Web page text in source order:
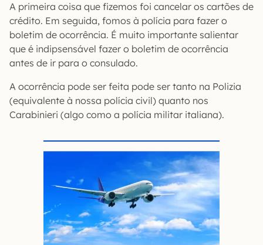
A primeira coisa que fizemos foi cancelar os cartões de
crédito. Em seguida, fomos à polícia para fazer o
boletim de ocorrência. É muito importante salientar
que é indipsensável fazer o boletim de ocorrência
antes de ir para o consulado.
A ocorrência pode ser feita pode ser tanto na Polizia
(equivalente à nossa polícia civil) quanto nos
Carabinieri (algo como a polícia militar italiana).